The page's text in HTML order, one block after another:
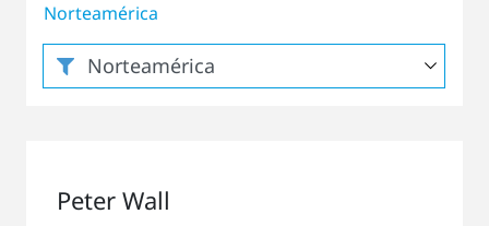
Norteamérica
Peter Wall